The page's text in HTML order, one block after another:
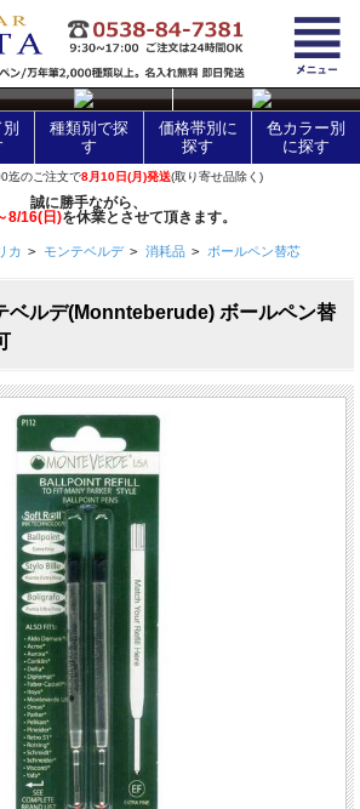
種類別で探
す
価格帯別に
探す
色カラー別
に探す
迄のご注文で8月10日(月)発送(取り寄せ品除く)
誠に勝手ながら、
8/16(日)を休業とさせて頂きます。
カ > モンテベルデ > 消耗品 > ボールペン替芯
ベルデ(Monnteberude) ボールペン替